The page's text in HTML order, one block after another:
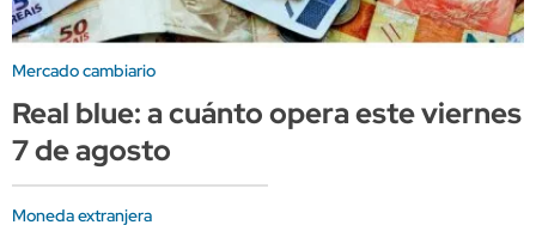
Mercado cambiario
Real blue: a cuánto opera este viernes
7 de agosto
Moneda extranjera